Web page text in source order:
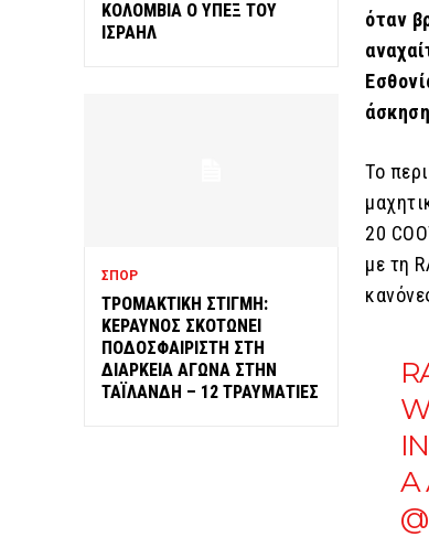
ΚΟΛΟΜΒΙΑ Ο ΥΠΕΞ ΤΟΥ
ΙΣΡΑΗΛ
ΣΠΟΡ
ΤΡΟΜΑΚΤΙΚΗ ΣΤΙΓΜΗ:
ΚΕΡΑΥΝΟΣ ΣΚΟΤΩΝΕΙ
ΠΟΔΟΣΦΑΙΡΙΣΤΗ ΣΤΗ
ΔΙΑΡΚΕΙΑ ΑΓΩΝΑ ΣΤΗΝ
ΤΑΪΛΑΝΔΗ – 12 ΤΡΑΥΜΑΤΙΕΣ
όταν
Το
20
με τη
A